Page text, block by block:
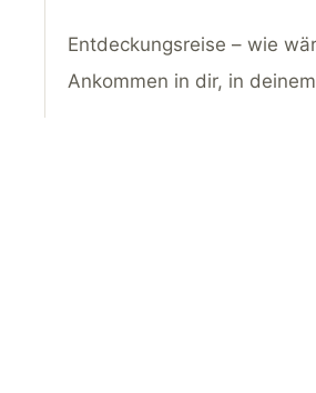
Entdeckungsreise – wie
Ankommen in dir, in